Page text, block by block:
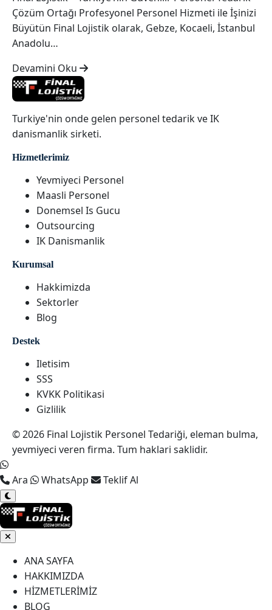
Çözüm Ortağı Profesyonel Personel Hizmeti ile İşinizi
Büyütün Final Lojistik olarak, Gebze, Kocaeli, İstanbul
Anadolu…
Devamini Oku
Turkiye'nin onde gelen personel tedarik ve IK
danismanlik sirketi.
Hizmetlerimiz
Yevmiyeci Personel
Maasli Personel
Donemsel Is Gucu
Outsourcing
IK Danismanlik
Kurumsal
Hakkimizda
Sektorler
Blog
Destek
Iletisim
SSS
KVKK Politikasi
Gizlilik
© 2026 Final Lojistik Personel Tedariği, eleman bulma,
yevmiyeci veren firma. Tum haklari saklidir.
Ara WhatsApp Teklif Al
ANA SAYFA
HAKKIMIZDA
HİZMETLERİMİZ
BLOG